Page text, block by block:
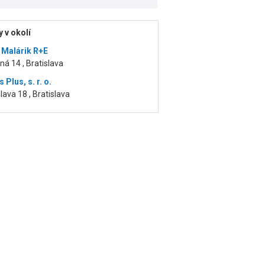
v okolí
R+E
14 , Bratislava
Plus, s. r. o.
18 , Bratislava